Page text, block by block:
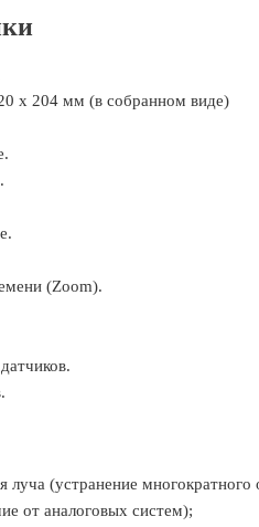
x 204 мм (в собранном виде)
(Zoom).
(устранение многократного
от аналоговых систем);